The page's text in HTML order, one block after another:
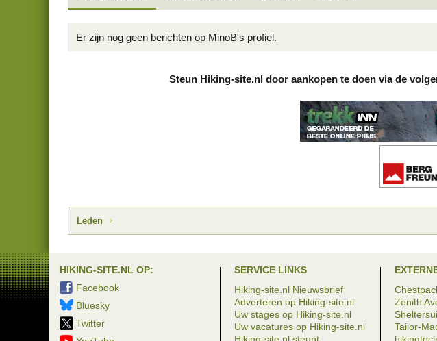
Er zijn nog geen berichten op MinoB's profiel.
Steun Hiking-site.nl door aankopen te doen via de
Leden
HIKING-SITE.NL OP:
Facebook
Bluesky
Twitter
SERVICE LINKS
Hiking-site.nl Nieuwsbrief
Adverteren op Hiking-site.nl
Uw stages op Hiking-site.nl
Uw vacatures op Hiking-site.nl
Zenith
Tailor-